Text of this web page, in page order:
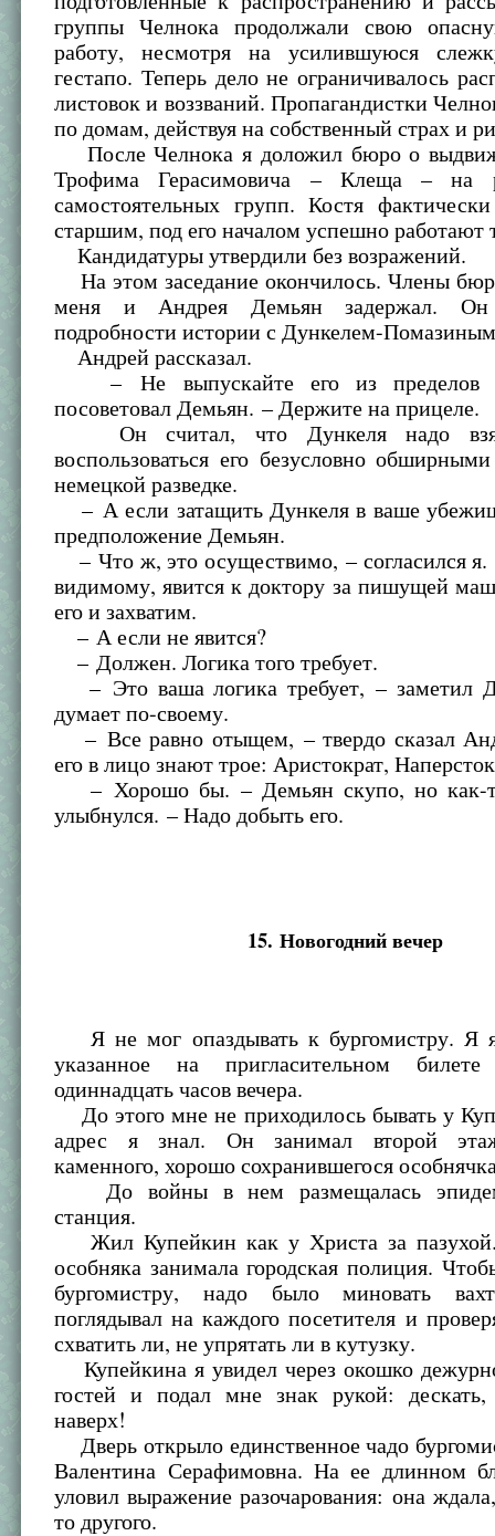
группы Челнока продолжали свою
работу, несмотря на усилившуюся
гестапо. Теперь дело не ограничивалось
листовок и воззваний. Пропагандистки
по домам, действуя на собственный страх и
После Челнока я доложил бюро о
Трофима Герасимовича – Клеща – на
самостоятельных групп. Костя
старшим, под его началом успешно работают
Кандидатуры утвердили без возражений.
На этом заседание окончилось. Члены
меня и Андрея Демьян задержал. Он
подробности истории с Дункелем-
Андрей рассказал.
– Не выпускайте его из пределов
посоветовал Демьян. – Держите на прицеле.
Он считал, что Дункеля надо
воспользоваться его безусловно
немецкой разведке.
– А если затащить Дункеля в ваше
предположение Демьян.
– Что ж, это осуществимо, – согласился
видимому, явится к доктору за пишущей
его и захватим.
– А если не явится?
– Должен. Логика того требует.
– Это ваша логика требует, – заметил
думает по-своему.
– Все равно отыщем, – твердо сказал
его в лицо знают трое: Аристократ,
– Хорошо бы. – Демьян скупо, но как-
улыбнулся. – Надо добыть его.
15. Новогодний вечер
Я не мог опаздывать к бургомистру. Я
указанное на пригласительном
одиннадцать часов вечера.
До этого мне не приходилось бывать у
адрес я знал. Он занимал второй
каменного, хорошо сохранившегося
До войны в нем размещалась
станция.
Жил Купейкин как у Христа за
особняка занимала городская полиция.
бургомистру, надо было миновать
поглядывал на каждого посетителя и
схватить ли, не упрятать ли в кутузку.
Купейкина я увидел через окошко
гостей и подал мне знак рукой: дескать,
наверх!
Дверь открыло единственное чадо
Валентина Серафимовна. На ее длинном
уловил выражение разочарования: она
то другого.